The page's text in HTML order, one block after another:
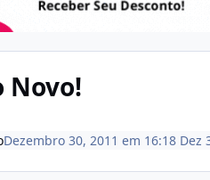
Novo!
Dezembro 30, 2011 em 16:18 Dez